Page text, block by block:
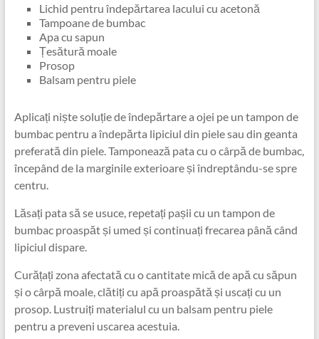
Lichid pentru îndepărtarea lacului cu acetonă
Tampoane de bumbac
Apa cu sapun
Țesătură moale
Prosop
Balsam pentru piele
Aplicați niște soluție de îndepărtare a ojei pe un tampon de
bumbac pentru a îndepărta lipiciul din piele sau din geanta
preferată din piele. Tamponează pata cu o cârpă de bumbac,
începând de la marginile exterioare și îndreptându-se spre
centru.
Lăsați pata să se usuce, repetați pașii cu un tampon de
bumbac proaspăt și umed și continuați frecarea până când
lipiciul dispare.
Curățați zona afectată cu o cantitate mică de apă cu săpun
și o cârpă moale, clătiți cu apă proaspătă și uscați cu un
prosop. Lustruiți materialul cu un balsam pentru piele
pentru a preveni uscarea acestuia.